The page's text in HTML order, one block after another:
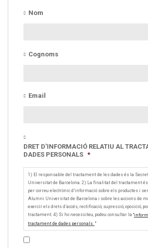
Nom
Cognoms
Email
DRET D’INFORMACIÓ RELATIU AL
DADES PERSONALS *
1) El responsable del tractament de les dades és la
Universitat de Barcelona. 2) La finalitat del tractament
per correu electrònic d’informació sobre els productes i
Alumni Universitat de Barcelona i sobre les accions de
exercir els drets d’accés, rectificació, supressió, oposició,
tractament. 4) Si ho necessiteu, podeu consultar la “
tractament de dades personals. ”